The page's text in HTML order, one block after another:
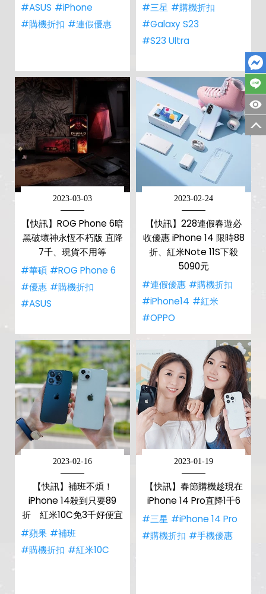
#ASUS #iPhone
#購機折扣 #連假優惠
#三星 #購機折扣
#Galaxy S23
#S23 Ultra
2023-03-03
【快訊】ROG Phone 6暗
黑破壞神永恆不朽版 直降
7千、現貨不用等
#華碩 #ROG Phone 6
#優惠 #購機折扣
#ASUS
2023-02-24
【快訊】228連假春遊必
收優惠 iPhone 14 限時88
折、紅米Note 11S下殺
5090元
#連假優惠 #購機折扣
#iPhone14 #紅米
#OPPO
2023-02-16
【快訊】補班不煩！
iPhone 14殺到只要89
折 紅米10C免3千好便宜
#蘋果 #補班
#購機折扣 #紅米10C
2023-01-19
【快訊】春節購機趁現在
iPhone 14 Pro直降1千6
#三星 #iPhone 14 Pro
#購機折扣 #手機優惠